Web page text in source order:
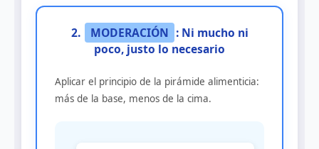
2. MODERACIÓN : Ni mucho ni
poco, justo lo necesario
Aplicar el principio de la pirámide alimenticia:
más de la base, menos de la cima.